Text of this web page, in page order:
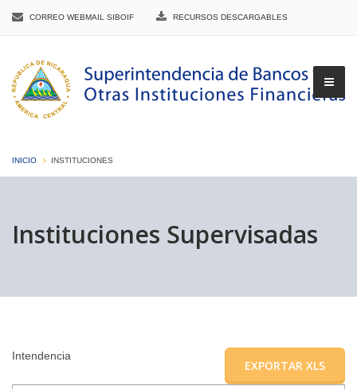
CORREO WEBMAIL SIBOIF RECURSOS DESCARGABLES
INICIO INSTITUCIONES
Instituciones Supervisadas
EXPORTAR XLS
Intendencia